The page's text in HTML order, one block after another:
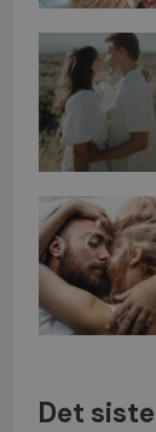
Det